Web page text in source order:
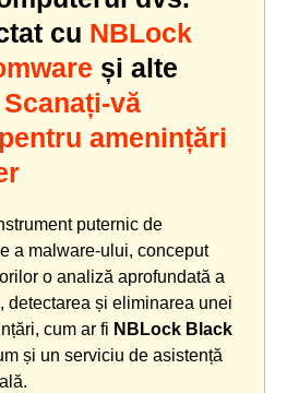
cu NBLock
și alte
Scanați-vă
amenințări
puternic de
a malware-ului, conceput
o analiză aprofundată a
detectarea și eliminarea unei
cum ar fi NBLock Black
și un serviciu de asistență